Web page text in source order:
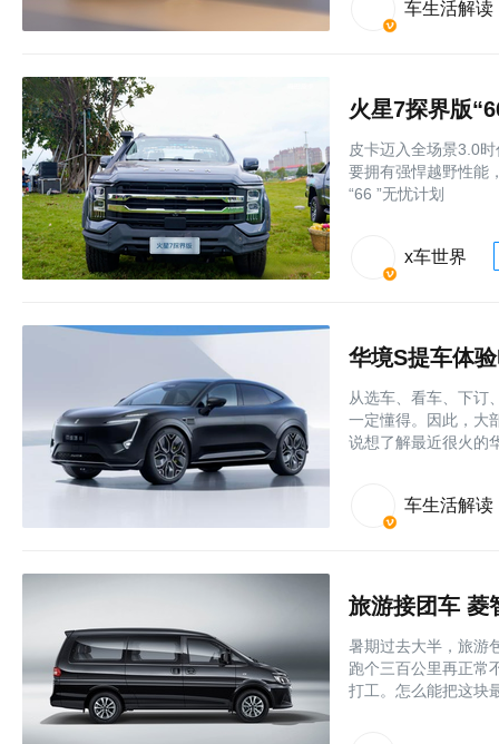
车生活解读
火星7探界版
皮卡迈入全场景3.0
要拥有强悍越野性能
“66 ”无忧计划
x车世界
华境S提车体
从选车、看车、下订
一定懂得。因此，大
说想了解最近很火的
车生活解读
旅游接团车 菱
暑期过去大半，旅游
跑个三百公里再正常
打工。怎么能把这块